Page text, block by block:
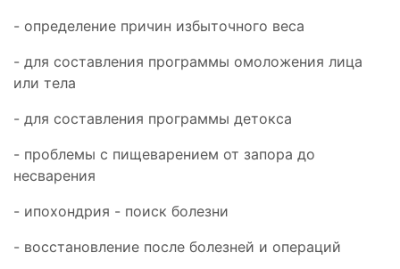
- определение причин избыточного веса
- для составления программы омоложения лица
или тела
- для составления программы детокса
- проблемы с пищеварением от запора до
несварения
- ипохондрия - поиск болезни
- восстановление после болезней и операций